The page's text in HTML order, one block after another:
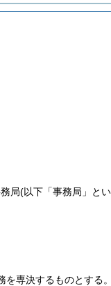
局(以下「事務局」と
を専決するものとする。